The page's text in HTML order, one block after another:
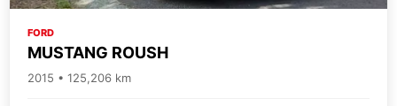
FORD
MUSTANG ROUSH
2015 • 125,206 km